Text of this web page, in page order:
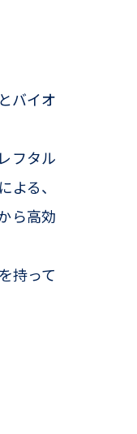
バイオ
フタル
る、
ら高効
持って